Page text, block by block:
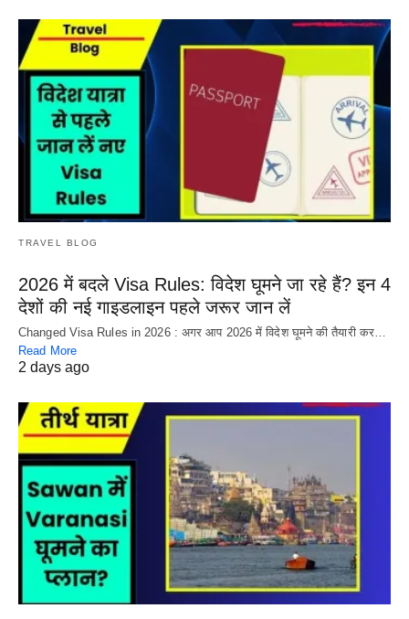
TRAVEL BLOG
2026 में बदले Visa Rules: विदेश घूमने जा रहे हैं? इन 4
देशों की नई गाइडलाइन पहले जरूर जान लें
Changed Visa Rules in 2026 : अगर आप 2026 में विदेश घूमने की तैयारी कर…
Read More
2 days ago